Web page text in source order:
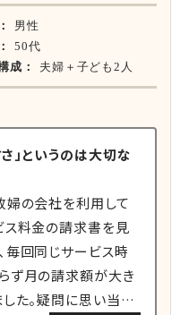
男性
50代
成：
夫婦＋子ども2人
」というのは大切な
婦の会社を利用して
ス料金の請求書を見
毎回同じサービス時
ず月の請求額が大き
した。疑問に思い当…